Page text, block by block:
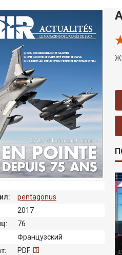
pentagonus
2017
76
Французский
PDF